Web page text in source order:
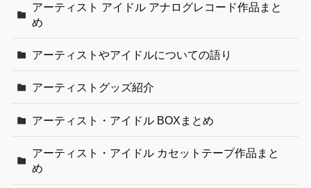
アーティスト アイドル アナログレコード作品まと
め
アーティストやアイドルについての語り
アーティストグッズ紹介
アーティスト・アイドル BOXまとめ
アーティスト・アイドル カセットテープ作品まと
め